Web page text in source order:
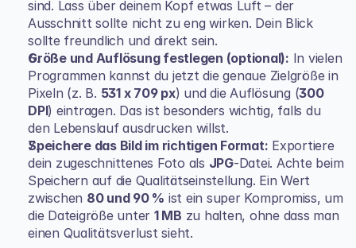
sind. Lass über deinem Kopf etwas Luft – der
Ausschnitt sollte nicht zu eng wirken. Dein Blick
sollte freundlich und direkt sein.
Größe und Auflösung festlegen (optional): In vielen
Programmen kannst du jetzt die genaue Zielgröße in
Pixeln (z. B. 531 x 709 px) und die Auflösung (300
DPI) eintragen. Das ist besonders wichtig, falls du
den Lebenslauf ausdrucken willst.
Speichere das Bild im richtigen Format: Exportiere
dein zugeschnittenes Foto als JPG-Datei. Achte beim
Speichern auf die Qualitätseinstellung. Ein Wert
zwischen 80 und 90 % ist ein super Kompromiss, um
die Dateigröße unter 1 MB zu halten, ohne dass man
einen Qualitätsverlust sieht.